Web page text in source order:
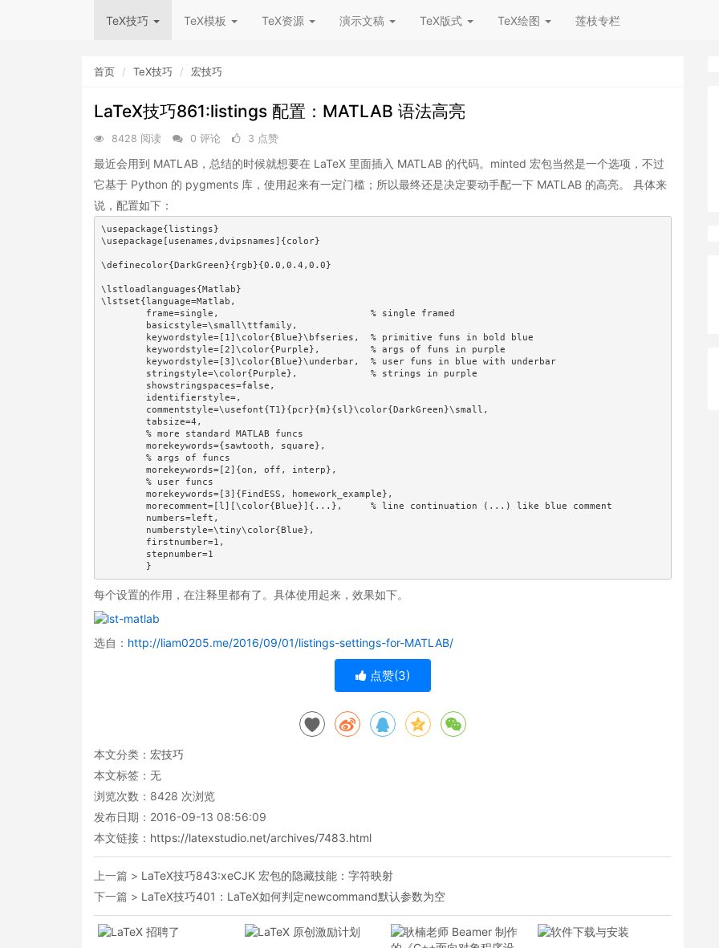
TeX技巧 TeX模板 TeX资源 演示文稿 TeX版式 TeX绘图 莲枝专栏
首页 TeX技巧 宏技巧
LaTeX技巧861:listings 配置：MATLAB 语法高亮
8428 阅读 0 评论 3 点赞
最近会用到 MATLAB，总结的时候就想要在 LaTeX 里面插入 MATLAB 的代码。minted 宏包当然是一个选项，不过
它基于 Python 的 pygments 库，使用起来有一定门槛；所以最终还是决定要动手配一下 MATLAB 的高亮。 具体来
说，配置如下：
\usepackage{listings}
\usepackage[usenames,dvipsnames]{color}
\definecolor{DarkGreen}{rgb}{0.0,0.4,0.0}
\lstloadlanguages{Matlab}
\lstset{language=Matlab,
        frame=single,                           % single framed
        basicstyle=\small\ttfamily,
        keywordstyle=[1]\color{Blue}\bfseries,  % primitive funs in bold blue
        keywordstyle=[2]\color{Purple},         % args of funs in purple
        keywordstyle=[3]\color{Blue}\underbar,  % user funs in blue with underbar
        stringstyle=\color{Purple},             % strings in purple
        showstringspaces=false,
        identifierstyle=,
        commentstyle=\usefont{T1}{pcr}{m}{sl}\color{DarkGreen}\small,
        tabsize=4,
        % more standard MATLAB funcs
        morekeywords={sawtooth, square},
        % args of funcs
        morekeywords=[2]{on, off, interp},
        % user funcs
        morekeywords=[3]{FindESS, homework_example},
        morecomment=[l][\color{Blue}]{...},     % line continuation (...) like blue comment
        numbers=left,
        numberstyle=\tiny\color{Blue},
        firstnumber=1,
        stepnumber=1
        }
每个设置的作用，在注释里都有了。具体使用起来，效果如下。
选自： http://liam0205.me/2016/09/01/listings-settings-for-MATLAB/
点赞(3)
本文分类： 宏技巧
本文标签：无
浏览次数： 8428 次浏览
发布日期：2016-09-13 08:56:09
本文链接： https://latexstudio.net/archives/7483.html
上一篇 > LaTeX技巧843:xeCJK 宏包的隐藏技能：字符映射
下一篇 > LaTeX技巧401：LaTeX如何判定newcommand默认参数为空